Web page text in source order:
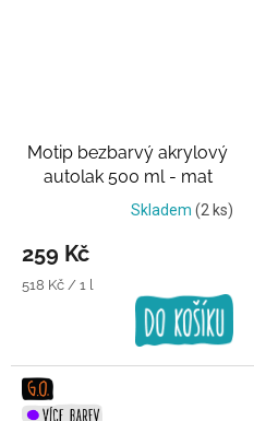
Motip bezbarvý akrylový
autolak 500 ml - mat
MatnýSkladem (2 ks)
259 Kč
Měrná
518 Kč / 1 l